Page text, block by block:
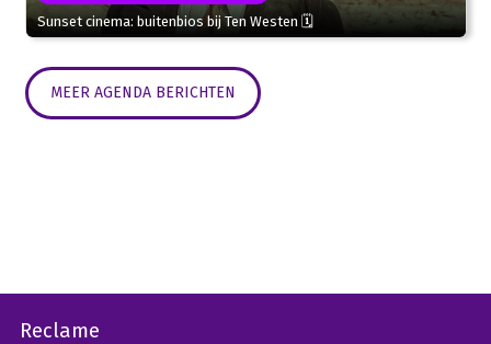
Sunset cinema: buitenbios bij Ten Westen 🗓
MEER AGENDA BERICHTEN
Reclame